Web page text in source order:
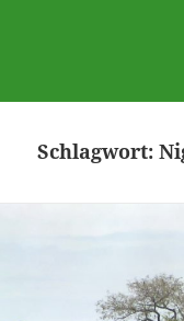
Schlagwort: